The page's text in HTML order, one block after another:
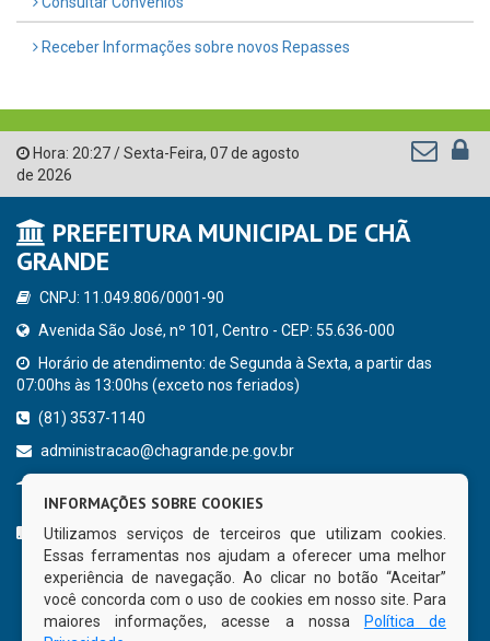
Receber Informações sobre novos Repasses
Hora: 20:27/Sexta-Feira, 07 de agosto
de 2026
PREFEITURA MUNICIPAL DE CHÃ
GRANDE
CNPJ: 11.049.806/0001-90
Avenida São José, nº 101, Centro - CEP: 55.636-000
Horário de atendimento: de Segunda à Sexta, a partir das
07:00hs às 13:00hs (exceto nos feriados)
(81) 3537-1140
administracao@chagrande.pe.gov.br
CURTA NOSSA FAN PAGE
INFORMAÇÕES SOBRE COOKIES
Utilizamos serviços de terceiros que utilizam cookies.
Essas ferramentas nos ajudam a oferecer uma melhor
experiência de navegação. Ao clicar no botão “Aceitar”
você concorda com o uso de cookies em nosso site. Para
maiores informações, acesse a nossa
Política de